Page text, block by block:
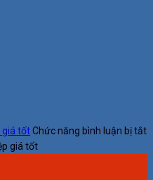
giá tốtChức năng bình luận bị tắt
giá tốt